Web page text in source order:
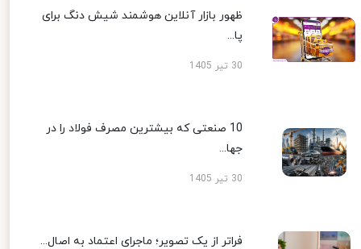
ظهور بازار آنلاین هوشمند شیش دنگ برای
پا...
30 تیر 1405
10 صنعتی که بیشترین مصرف فولاد را در
جها...
30 تیر 1405
فراتر از یک تصویر؛ ماجرای اعتماد به اصال...